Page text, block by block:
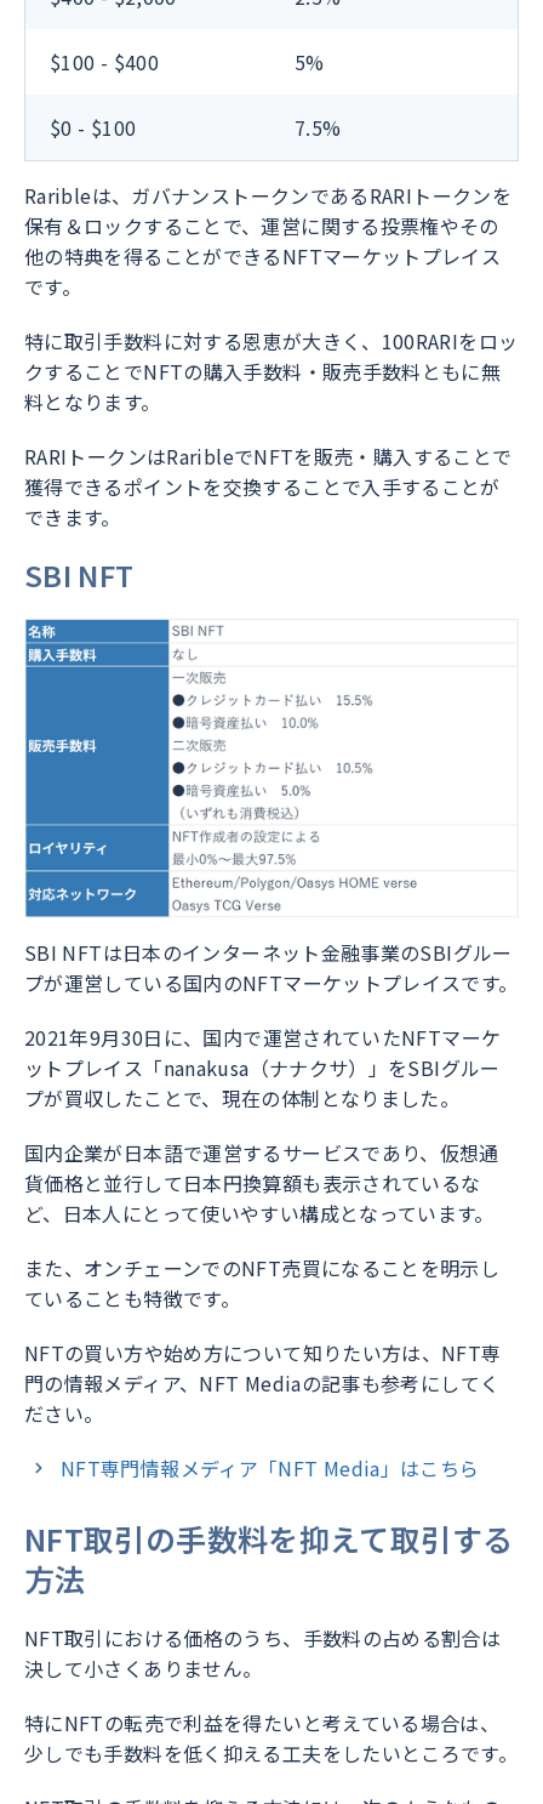
$100 - $400 5%
$0 - $100 7.5%
Raribleは、ガバナンストークンであるRARIトークンを
保有＆ロックすることで、運営に関する投票権やその
他の特典を得ることができるNFTマーケットプレイス
です。
特に取引手数料に対する恩恵が大きく、100RARIをロッ
クすることでNFTの購入手数料・販売手数料ともに無
料となります。
RARIトークンはRaribleでNFTを販売・購入することで
獲得できるポイントを交換することで入手することが
できます。
SBI NFT
SBI NFTは日本のインターネット金融事業のSBIグルー
プが運営している国内のNFTマーケットプレイスです。
2021年9月30日に、国内で運営されていたNFTマーケ
ットプレイス「nanakusa（ナナクサ）」をSBIグルー
プが買収したことで、現在の体制となりました。
国内企業が日本語で運営するサービスであり、仮想通
貨価格と並行して日本円換算額も表示されているな
ど、日本人にとって使いやすい構成となっています。
また、オンチェーンでのNFT売買になることを明示し
ていることも特徴です。
NFTの買い方や始め方について知りたい方は、NFT専
門の情報メディア、NFT Mediaの記事も参考にしてく
ださい。
NFT専門情報メディア「NFT Media」はこちら
NFT取引の手数料を抑えて取引する
方法
NFT取引における価格のうち、手数料の占める割合は
決して小さくありません。
特にNFTの転売で利益を得たいと考えている場合は、
少しでも手数料を低く抑える工夫をしたいところです。